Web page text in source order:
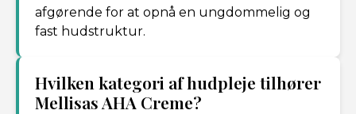
afgørende for at opnå en ungdommelig og
fast hudstruktur.
Hvilken kategori af hudpleje tilhører
Mellisas AHA Creme?